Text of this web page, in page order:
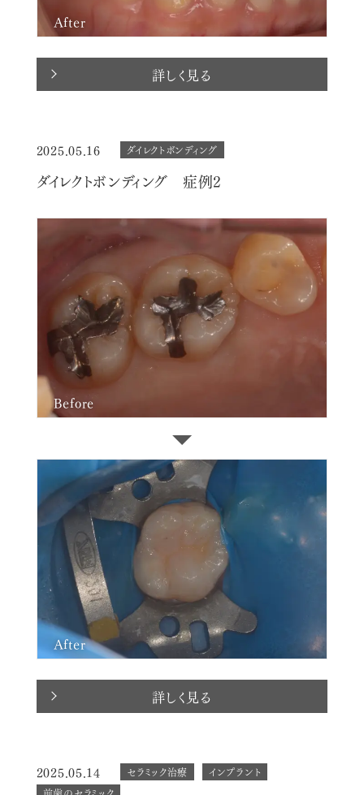
After
詳しく見る
2025.05.16 ダイレクトボンディング
ダイレクトボンディング 症例2
Before
After
詳しく見る
2025.05.14 セラミック治療
インプラント